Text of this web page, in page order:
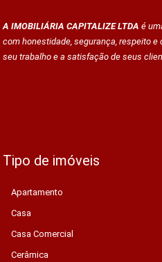
A IMOBILIÁRIA CAPITALIZE LTDA é
com honestidade, segurança, respeito
seu trabalho e a satisfação de seus
Tipo de imóveis
Apartamento
Casa
Casa Comercial
Cerâmica